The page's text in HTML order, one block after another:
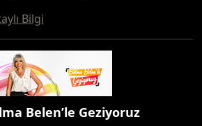
Bilgi
Belen’le Geziyoruz